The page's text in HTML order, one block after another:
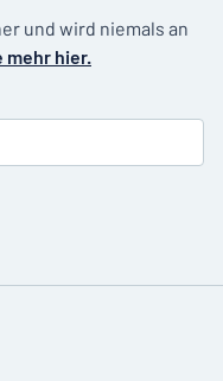
und wird niemals an
mehr hier.